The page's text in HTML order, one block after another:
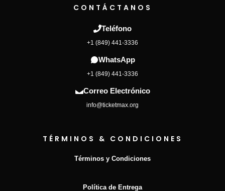
CONTÁCTANOS
Teléfono
+1 (849) 441-3336
WhatsApp
+1 (849) 441-3336
Correo Electrónico
info@ticketmax.org
TÉRMINOS & CONDICIONES
Términos y Condiciones
Política de Entrega